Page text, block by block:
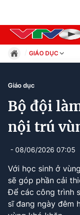
GIÁO DỤC
Xã hội
Kinh tế
Thế giới
Công nghệ
Current
0:12 / Duration
2:07
Giáo dục
Bộ đội
nội trú
- 08/06/2026 07:05
Với học sinh ở
sẽ góp phần cải
Để các công trình
sĩ đang ngày đêm